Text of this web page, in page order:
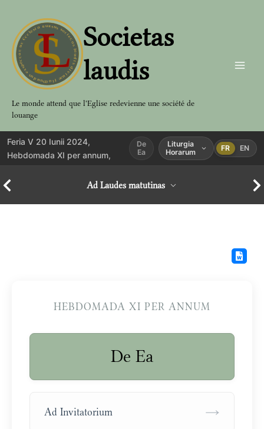
contenu
Societas
laudis
Le monde attend que l'Eglise redevienne une société de
louange
Feria V 20 Iunii 2024,
Hebdomada XI per annum,
De
Ea
Liturgia
Horarum
FR EN
Ad Laudes matutinas
HEBDOMADA XI PER ANNUM
De Ea
Ad Invitatorium →